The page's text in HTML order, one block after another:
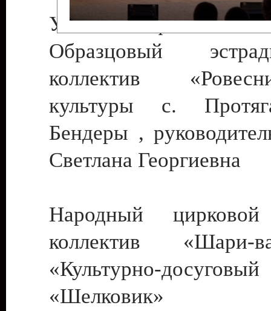
Участники фестиваля:
Образцовый
коллектив
культуры с.
Бендеры ,
Светлана Георгиевна
Народный цирковой
коллектив
«Культурно-
«Шелковик»